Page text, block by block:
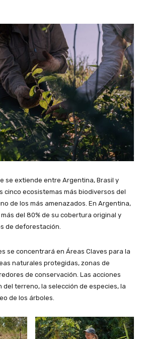
se extiende entre Argentina, Brasil y
cinco ecosistemas más biodiversos del
de los más amenazados. En Argentina,
del 80% de su cobertura original y
de deforestación.
se concentrará en Áreas Claves para la
naturales protegidas, zonas de
de conservación. Las acciones
terreno, la selección de especies, la
de los árboles.